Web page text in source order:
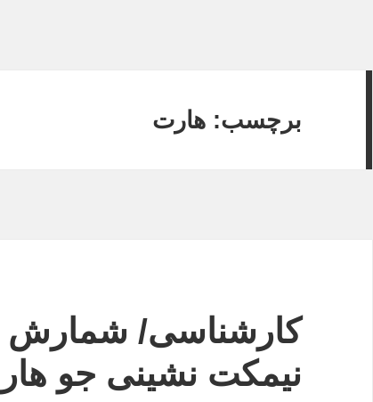
برچسب:هارت
کارشناسی/ شمارش
نیمکت نشینی جو